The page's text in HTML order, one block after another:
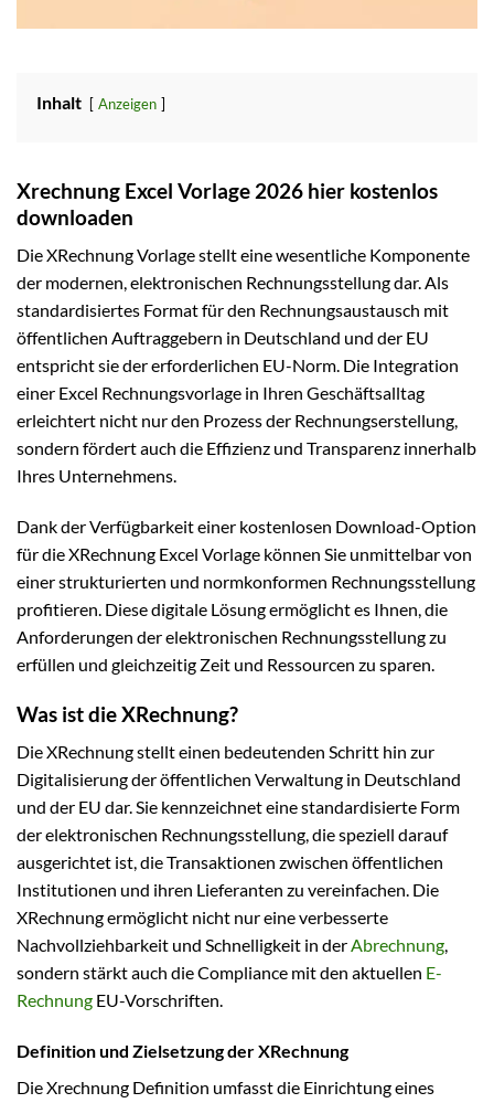
Inhalt Anzeigen
Xrechnung Excel Vorlage 2026 hier kostenlos
downloaden
Die XRechnung Vorlage stellt eine wesentliche Komponente
der modernen, elektronischen Rechnungsstellung dar. Als
standardisiertes Format für den Rechnungsaustausch mit
öffentlichen Auftraggebern in Deutschland und der EU
entspricht sie der erforderlichen EU-Norm. Die Integration
einer Excel Rechnungsvorlage in Ihren Geschäftsalltag
erleichtert nicht nur den Prozess der Rechnungserstellung,
sondern fördert auch die Effizienz und Transparenz innerhalb
Ihres Unternehmens.
Dank der Verfügbarkeit einer kostenlosen Download-Option
für die XRechnung Excel Vorlage können Sie unmittelbar von
einer strukturierten und normkonformen Rechnungsstellung
profitieren. Diese digitale Lösung ermöglicht es Ihnen, die
Anforderungen der elektronischen Rechnungsstellung zu
erfüllen und gleichzeitig Zeit und Ressourcen zu sparen.
Was ist die XRechnung?
Die XRechnung stellt einen bedeutenden Schritt hin zur
Digitalisierung der öffentlichen Verwaltung in Deutschland
und der EU dar. Sie kennzeichnet eine standardisierte Form
der elektronischen Rechnungsstellung, die speziell darauf
ausgerichtet ist, die Transaktionen zwischen öffentlichen
Institutionen und ihren Lieferanten zu vereinfachen. Die
XRechnung ermöglicht nicht nur eine verbesserte
Nachvollziehbarkeit und Schnelligkeit in derAbrechnung,
sondern stärkt auch die Compliance mit den aktuellen E-
Rechnung EU-Vorschriften.
Definition und Zielsetzung der XRechnung
Die Xrechnung Definition umfasst die Einrichtung eines